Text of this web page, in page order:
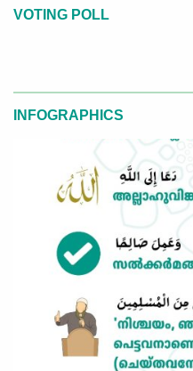
VOTING POLL
INFOGRAPHICS